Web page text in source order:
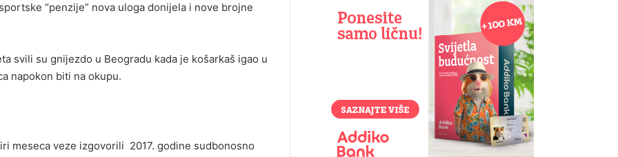
“penzije” nova uloga donijela i nove brojne
svili su gnijezdo u Beogradu kada je košarkaš igao u
napokon biti na okupu.
meseca veze izgovorili 2017. godine sudbonosno